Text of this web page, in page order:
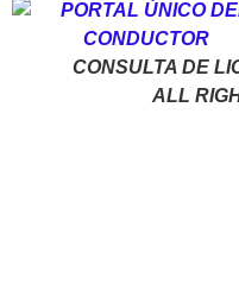
CONSULTA DE
ALL